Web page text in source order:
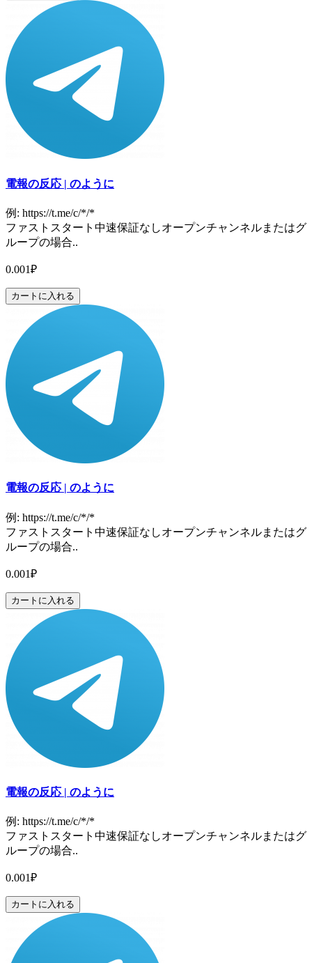
電報の反応 | のように
例: https://t.me/c/*/*
ファストスタート中速保証なしオープンチャンネルまたはグ
ループの場合..
0.001₽
カートに入れる
電報の反応 | のように
例: https://t.me/c/*/*
ファストスタート中速保証なしオープンチャンネルまたはグ
ループの場合..
0.001₽
カートに入れる
電報の反応 | のように
例: https://t.me/c/*/*
ファストスタート中速保証なしオープンチャンネルまたはグ
ループの場合..
0.001₽
カートに入れる